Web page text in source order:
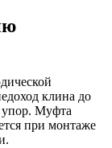
клина до
упор. Муфта
при монтаже